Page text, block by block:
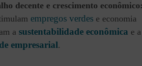
decente e crescimento econômico:
empregos verdes e economia
a sustentabilidade econômica e a
empresarial.